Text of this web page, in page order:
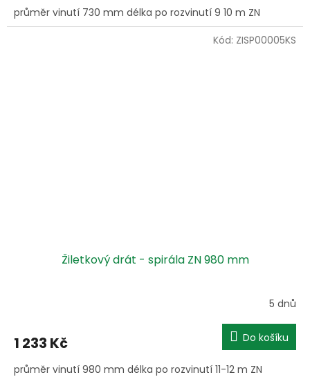
průměr vinutí 730 mm délka po rozvinutí 9 10 m ZN
Žiletkový drát - spirála ZN 980 mm
5 dnů
1 233 Kč Do košíku
průměr vinutí 980 mm délka po rozvinutí 11-12 m ZN
Kód: ZISP00005KS